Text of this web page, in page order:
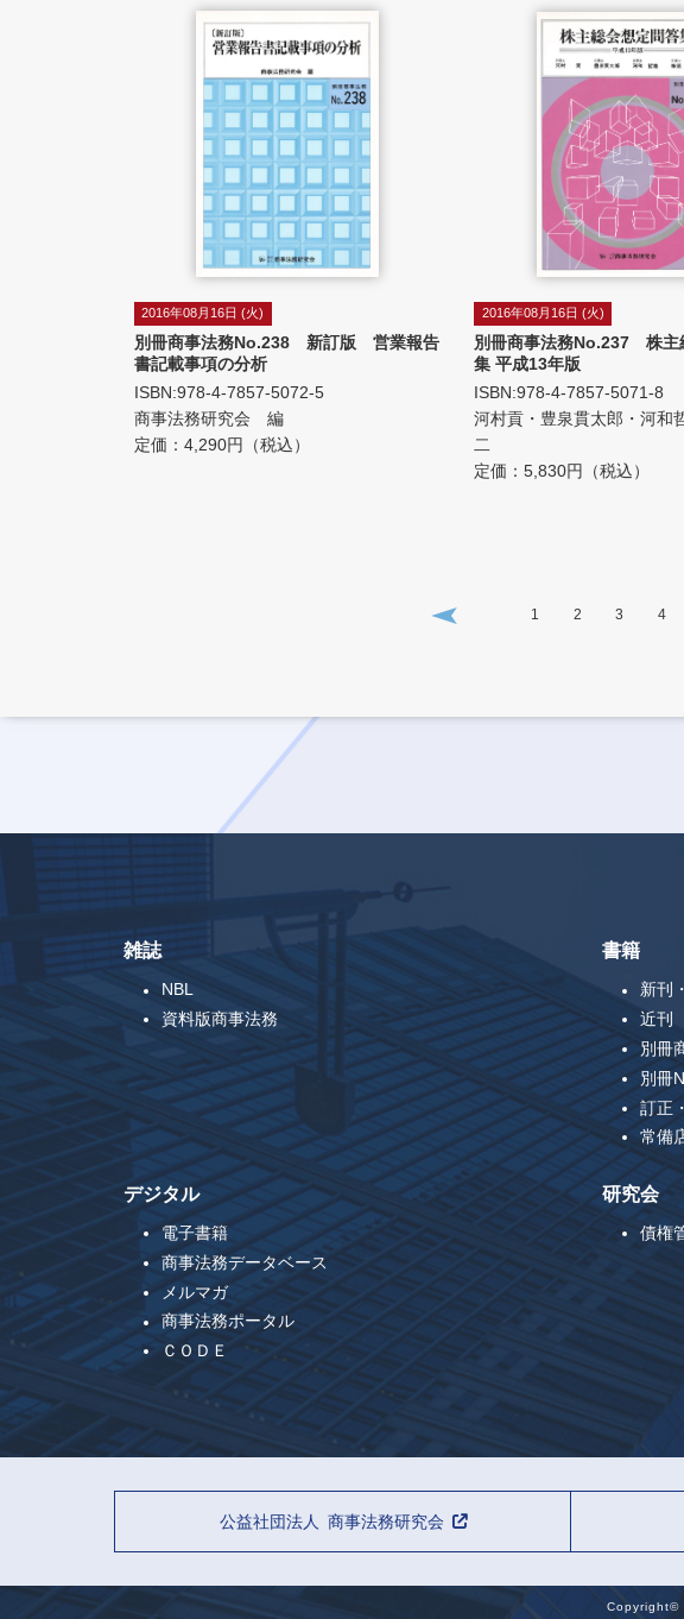
2016年08月16日 (火)
別冊商事法務No.238 新訂版 営業報告
書記載事項の分析
ISBN:978-4-7857-5072-5
商事法務研究会 編
定価：4,290円（税込）
2016年08月16日 (火)
別冊商事法務No.237 株主
集 平成13年版
ISBN:978-4-7857-5071-8
河村貢・豊泉貫太郎・河和
二
定価：5,830円（税込）
1 2 3 4
雑誌
NBL
資料版商事法務
書籍
新刊
近刊
別冊
別冊
訂正
常備
デジタル
電子書籍
商事法務データベース
メルマガ
商事法務ポータル
ＣＯＤＥ
研究会
債権
公益社団法人 商事法務研究会
Copyright©